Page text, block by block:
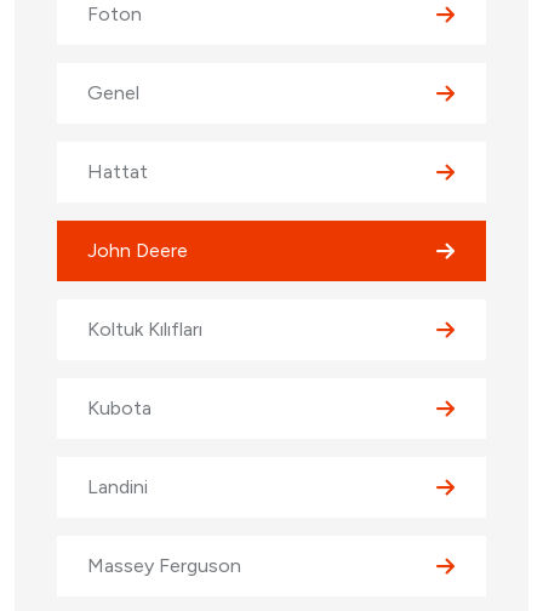
Foton
Genel
Hattat
John Deere
Koltuk Kılıfları
Kubota
Landini
Massey Ferguson